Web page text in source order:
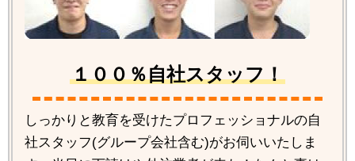
１００％自社スタッフ！
しっかりと教育を受けたプロフェッショナルの自
社スタッフ(グループ会社含む)がお伺いいたしま